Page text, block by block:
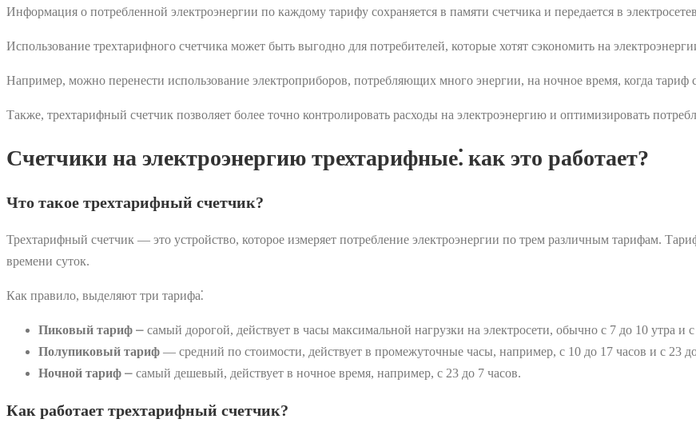
Информация о потребленной электроэнергии по каждому тарифу сохраняется в памяти счетчика и передается в
Использование трехтарифного счетчика может быть выгодно для потребителей, которые хотят сэкономить на
Например, можно перенести использование электроприборов, потребляющих много энергии, на ночное время, когда
Также, трехтарифный счетчик позволяет более точно контролировать расходы на электроэнергию и оптимизировать
Счетчики на электроэнергию трехтарифные⁚ как это работает?
Что такое трехтарифный счетчик?
Трехтарифный счетчик — это устройство, которое измеряет потребление электроэнергии по трем различным тарифам.
времени суток.
Как правило, выделяют три тарифа⁚
Пиковый тариф ⎼ самый дорогой, действует в часы максимальной нагрузки на электросети, обычно с 7 до 10 утра и с
Полупиковый тариф — средний по стоимости, действует в промежуточные часы, например, с 10 до 17 часов и с 23
Ночной тариф ⎼ самый дешевый, действует в ночное время, например, с 23 до 7 часов.
Как работает трехтарифный счетчик?